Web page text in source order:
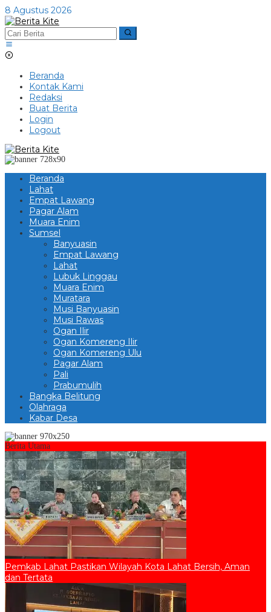
Lewati
ke
konten
8 Agustus 2026
Beranda
Kontak Kami
Redaksi
Buat Berita
Login
Logout
Beranda
Lahat
Empat Lawang
Pagar Alam
Muara Enim
Sumsel
Banyuasin
Empat Lawang
Lahat
Lubuk Linggau
Muara Enim
Muratara
Musi Banyuasin
Musi Rawas
Ogan Ilir
Ogan Komereng Ilir
Ogan Komereng Ulu
Pagar Alam
Pali
Prabumulih
Bangka Belitung
Olahraga
Kabar Desa
Berita Utama
Pemkab Lahat Pastikan Wilayah Kota Lahat Bersih, Aman
dan Tertata